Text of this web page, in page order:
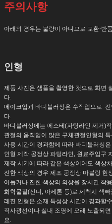
주의사항
아래의 경우는 불량이 아니므로 교환·반
인형
제품 사진은 샘플을 촬영한 것으로 화면
다.
메이크업과 바디블러싱은 수작업으로
다.
바디블러싱에는 에스테(파팅라인 제거)
관절의 움직임이 많은 구체관절인형의 특
사용 시간이 경과함에 따라 바디블러싱
인형 제작 공정상 파팅라인, 원료주입구
제작 시기에 따라 같은 색상이어도 색상
진한 색상의 경우 제조 공정상 마블링 현
어둡거나 진한 색상의 의상을 장시간 착
화학물질(신너, 아세톤 등)로 세척시 색
레진 인형은 소재 특성상 시간이 경과할
직사광선이나 실내 조명에 오래 노출되
요.